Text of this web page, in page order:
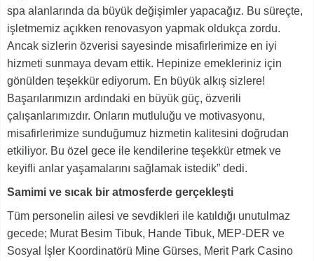
spa alanlarında da büyük değişimler yapacağız. Bu süreçte,
işletmemiz açıkken renovasyon yapmak oldukça zordu.
Ancak sizlerin özverisi sayesinde misafirlerimize en iyi
hizmeti sunmaya devam ettik. Hepinize emekleriniz için
gönülden teşekkür ediyorum. En büyük alkış sizlere!
Başarılarımızın ardındaki en büyük güç, özverili
çalışanlarımızdır. Onların mutluluğu ve motivasyonu,
misafirlerimize sunduğumuz hizmetin kalitesini doğrudan
etkiliyor. Bu özel gece ile kendilerine teşekkür etmek ve
keyifli anlar yaşamalarını sağlamak istedik” dedi.
Samimi ve sıcak bir atmosferde gerçekleşti
Tüm personelin ailesi ve sevdikleri ile katıldığı unutulmaz
gecede; Murat Besim Tibuk, Hande Tibuk, MEP-DER ve
Sosyal İşler Koordinatörü Mine Gürses, Merit Park Casino